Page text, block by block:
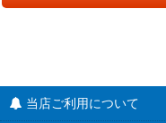
当店ご利用について